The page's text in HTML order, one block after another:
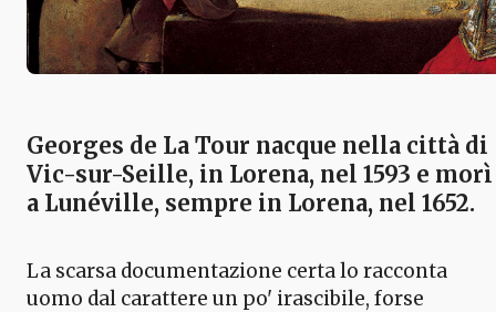
Georges de La Tour nacque nella città di
Vic-sur-Seille, in Lorena, nel 1593 e morì
a Lunéville, sempre in Lorena, nel 1652.
La scarsa documentazione certa lo racconta
uomo dal carattere un po' irascibile, forse